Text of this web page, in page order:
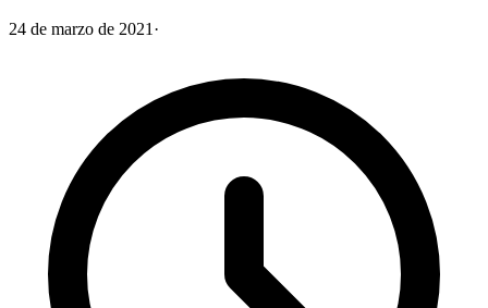
24 de marzo de 2021 ·